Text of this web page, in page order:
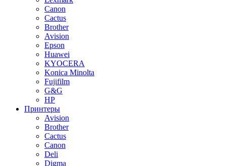
Canon
Cactus
Brother
Avision
Epson
Huawei
KYOCERA
Konica Minolta
Fujifilm
G&G
HP
Принтеры
Avision
Brother
Cactus
Canon
Deli
Digma